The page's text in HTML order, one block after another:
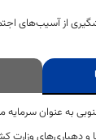
از آسیب‌های
به عنوان